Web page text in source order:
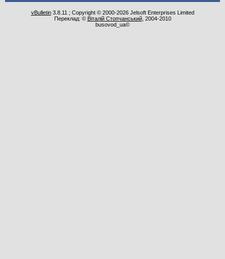
vBulletin3.8.11 ; Copyright © 2000-2026 Jelsoft Enterprises Limited
Переклад: © Віталій Стопчанський, 2004-2010
busovod_ua©